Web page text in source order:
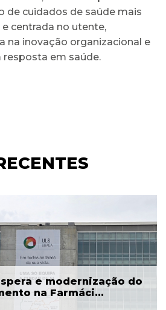
de cuidados de saúde mais
centrada no utente,
na inovação organizacional e
resposta em saúde.
e modernização do
na Farmáci...